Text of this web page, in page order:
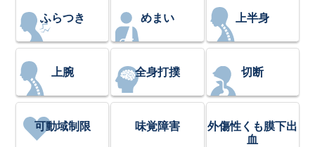
ふらつき めまい 上半身
上腕 全身打撲 切断
可動域制限 味覚障害
外傷性くも膜下出
血